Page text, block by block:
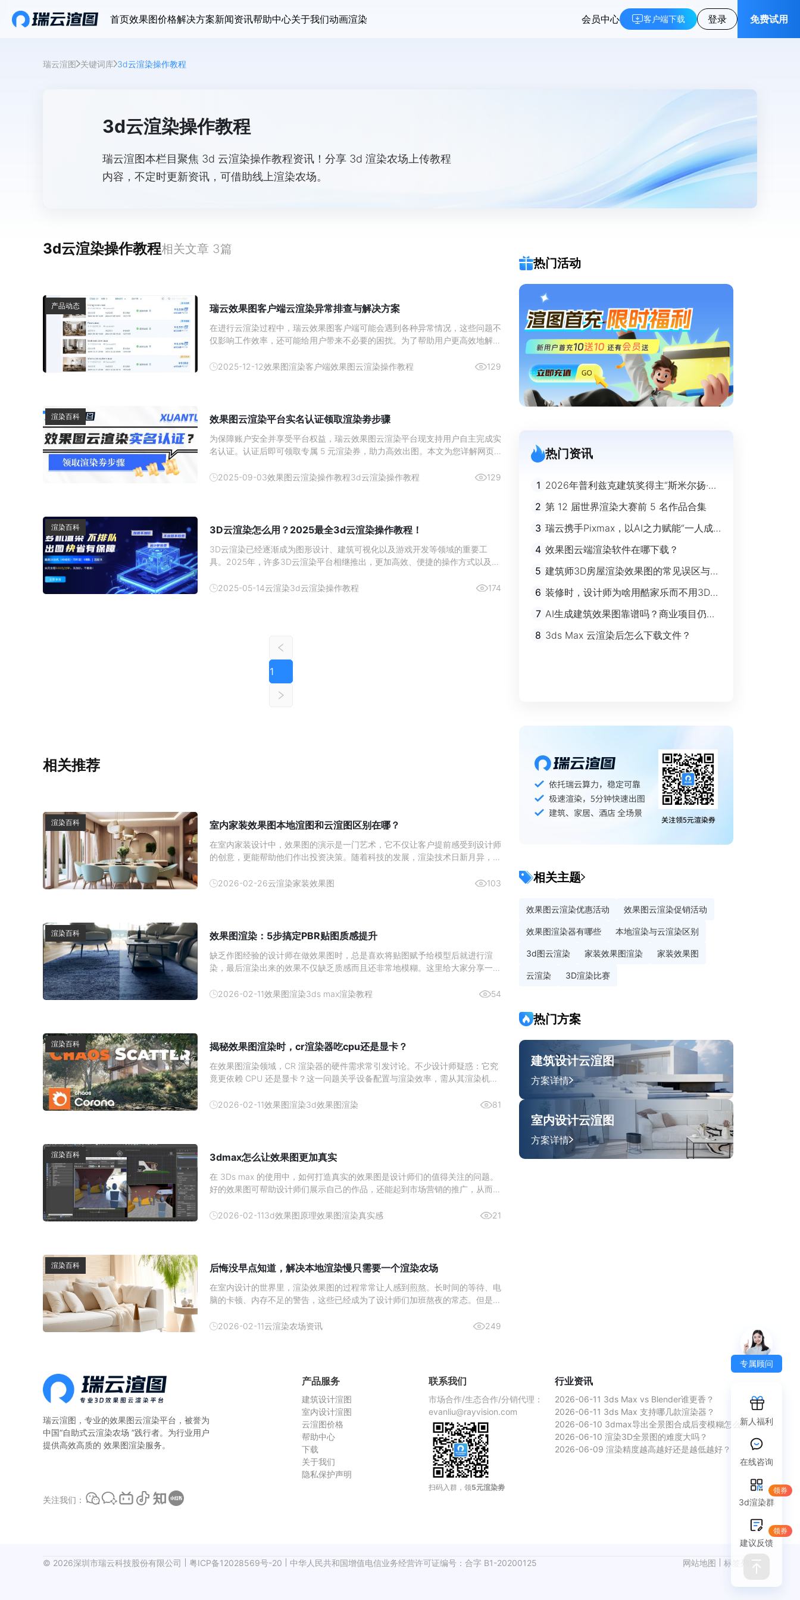
首页效果图价格解决方案新闻资讯帮助中心关于我们动画渲染 会员中心 客户端下载 登录 免费试用
瑞云渲图 关键词库 3d云渲染操作教程
3d云渲染操作教程
瑞云渲图本栏目聚焦 3d 云渲染操作教程资讯！分享 3d 渲染农场上传教程
内容，不定时更新资讯，可借助线上渲染农场。
3d云渲染操作教程相关文章 3篇
产品动态 瑞云效果图客户端云渲染异常排查与解决方案
在进行云渲染过程中，瑞云效果图客户端可能会遇到各种异常情况，这些问题不
仅影响工作效率，还可能给用户带来不必要的困扰。为了帮助用户更高效地解决
应的解决方法。无论您是首次使用瑞云的用户还是有经验的老手，掌握这些排查
2025-12-12效果图渲染客户端效果图云渲染操作教程 129
渲染百科 效果图云渲染平台实名认证领取渲染劵步骤
为保障账户安全并享受平台权益，瑞云效果图云渲染平台现支持用户自主完成实
名认证。认证后即可领取专属 5 元渲染券，助力高效出图。本文为您详解网页
2025-09-03效果图云渲染操作教程3d云渲染操作教程 129
渲染百科 3D云渲染怎么用？2025最全3d云渲染操作教程！
3D云渲染已经逐渐成为图形设计、建筑可视化以及游戏开发等领域的重要工
具。2025年，许多3D云渲染平台相继推出，更加高效、便捷的操作方式以及强
2025最全的3d云渲染操作教程，并重点介绍瑞云渲图云渲染这一3D云渲染平
2025-05-14云渲染3d云渲染操作教程 174
1
相关推荐
渲染百科 室内家装效果图本地渲图和云渲图区别在哪？
在室内家装设计中，效果图的演示是一门艺术，它不仅让客户提前感受到设计师
的创意，更能帮助他们作出投资决策。随着科技的发展，渲染技术日新月异，室
方式逐渐成为了设计师们的热门选择。本文将深入分析这两种渲染方式的区别，
2026-02-26云渲染家装效果图 103
渲染百科 效果图渲染：5步搞定PBR贴图质感提升
缺乏作图经验的设计师在做效果图时，总是喜欢将贴图赋予给模型后就进行渲
染，最后渲染出来的效果不仅缺乏质感而且还非常地模糊。这里给大家分享一个
图质感提升技巧1、 首先将准备好的贴图拖入贴图生成器中。2、 然后再点击上
2026-02-11效果图渲染3ds max渲染教程 54
渲染百科 揭秘效果图渲染时，cr渲染器吃cpu还是显卡？
在效果图渲染领域，CR 渲染器的硬件需求常引发讨论。不少设计师疑惑：它究
竟更依赖 CPU 还是显卡？这一问题关乎设备配置与渲染效率，需从其渲染机制
加速对于使用 CR 渲染器的设计师而言，硬件投入的优先级一直是关键问题。核
2026-02-11效果图渲染3d效果图渲染 81
渲染百科 3dmax怎么让效果图更加真实
在 3Ds max 的使用中，如何打造真实的效果图是设计师们的值得关注的问题。
好的效果图可帮助设计师们展示自己的作品，还能起到市场营销的推广，从而激
吧。1、 材质与纹理的雕琢材质类型：依据物体特性选材质，如金属用“金属”明
2026-02-113d效果图原理效果图渲染真实感 21
渲染百科 后悔没早点知道，解决本地渲染慢只需要一个渲染农场
在室内设计的世界里，渲染效果图的过程常常让人感到煎熬。长时间的等待、电
脑的卡顿、内存不足的警告，这些已经成为了设计师们加班熬夜的常态。但是，
云渲染农场——瑞云渲图，它不仅解决了本地渲染慢的问题，而且价格还非常划
2026-02-11云渲染农场资讯 249
热门活动
热门资讯
1 2026年普利兹克建筑奖得主“斯米尔扬·拉
迪奇”经典作品欣赏
2 第 12 届世界渲染大赛前 5 名作品合集
3 瑞云携手Pixmax，以AI之力赋能“一人成
4 效果图云端渲染软件在哪下载？
5 建筑师3D房屋渲染效果图的常见误区与规
避指南
6 装修时，设计师为啥用酷家乐而不用3Ds
max？
7 AI生成建筑效果图靠谱吗？商业项目仍离
不开传统渲染
8 3ds Max 云渲染后怎么下载文件？
相关主题
效果图云渲染优惠活动 效果图云渲染促销活动
效果图渲染器有哪些 本地渲染与云渲染区别
3d图云渲染 家装效果图渲染 家装效果图
云渲染 3D渲染比赛
热门方案
建筑设计云渲图
方案详情
室内设计云渲图
方案详情
瑞云渲图，专业的效果图云渲染平台 ，被誉为
中国“自助式云渲染农场 ”践行者。为行业用户
提供高效高质的 效果图渲染服务。
关注我们：
产品服务
建筑设计渲图
室内设计渲图
云渲图价格
帮助中心
下载
关于我们
隐私保护声明
联系我们
市场合作/生态合作/分销代理：
evanliu@rayvision.com
扫码入群，领5元渲染劵
行业资讯
2026-06-11 3ds Max vs Blender谁更香？
2026-06-11 3ds Max 支持哪几款渲染器？
2026-06-10 3dmax导出全景图合成后变模糊怎么办？
2026-06-10 渲染3D全景图的难度大吗？
2026-06-09 渲染精度越高越好还是越低越好？
© 2026深圳市瑞云科技股份有限公司 粤ICP备12028569号-20 中华人民共和国增值电信业务经营许可证编号：合字 B1-20200125 网站地图 标签列表
专属顾问
新人福利
在线咨询
3d渲染群
领券
建议反馈
领券